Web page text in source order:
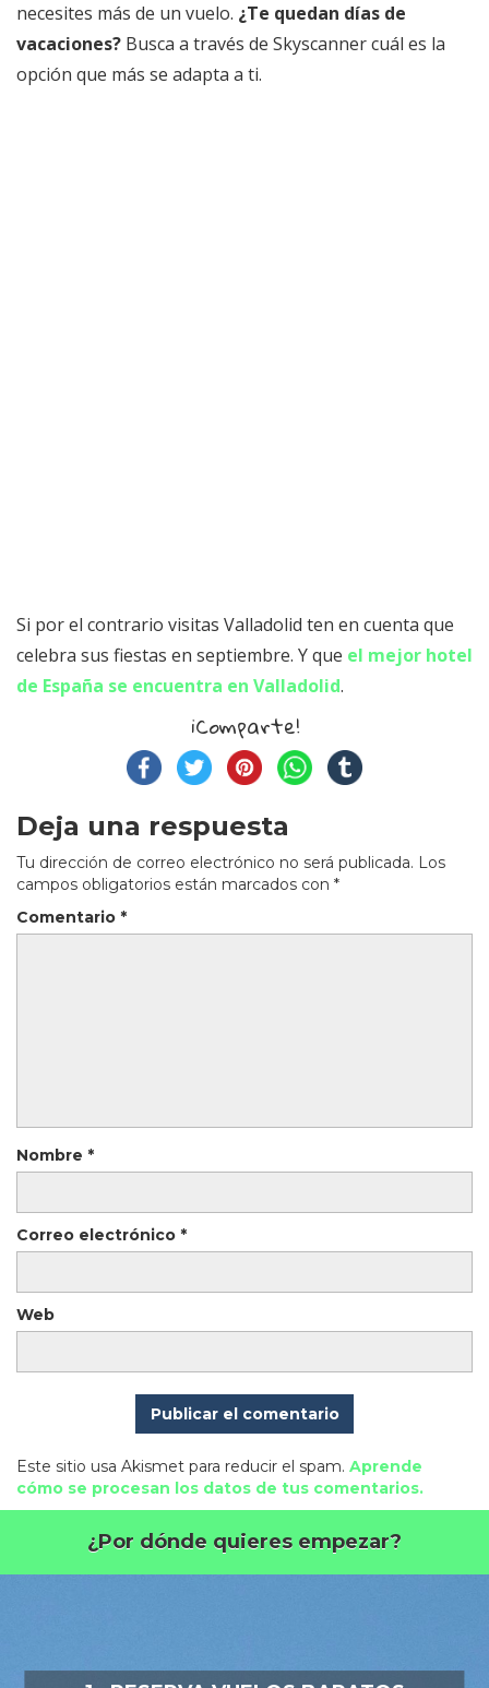
necesites más de un vuelo. ¿Te quedan días de
vacaciones? Busca a través de Skyscanner cuál es la
opción que más se adapta a ti.
Si por el contrario visitas Valladolid ten en cuenta que
celebra sus fiestas en septiembre. Y que el mejor hotel
de España se encuentra en Valladolid.
¡Comparte!
Deja una respuesta
Tu dirección de correo electrónico no será publicada. Los
campos obligatorios están marcados con *
Comentario *
Nombre *
Correo electrónico *
Web
Este sitio usa Akismet para reducir el spam. Aprende
cómo se procesan los datos de tus comentarios.
¿Por dónde quieres empezar?